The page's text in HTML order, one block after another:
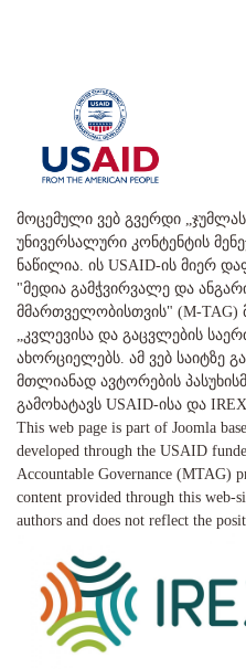
მოცემული ვებ გვერდი
უნივერსალური კონტენტის
ნაწილია. ის USAID-ის მიერ
"მედია გამჭვირვალე და
მმართველობისთვის" (M-TAG)
„კვლევისა და გაცვლების
ახორციელებს. ამ ვებ საიტზე
მთლიანად ავტორების
გამოხატავს USAID-ისა და
This web page is part of Joomla
developed through the USAID
Accountable Governance (MTAG)
content provided through this web-
authors and does not reflect the